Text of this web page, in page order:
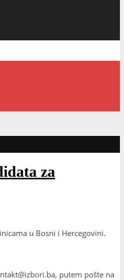
za
u Bosni i Hercegovini.
putem pošte na